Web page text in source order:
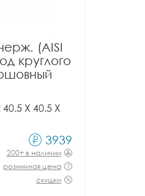
(AISI
круглого
X 40.5 X
3939
200+ в наличии
розничная цена
скидки